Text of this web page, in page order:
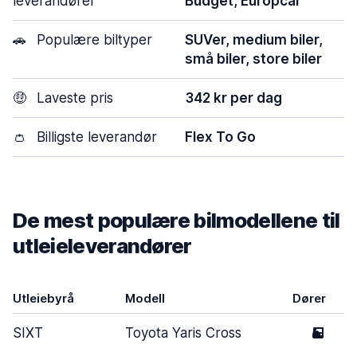
🚗 Populære biltyper
SUVer, medium biler,
små biler, store biler
🤑 Laveste pris 342 kr per dag
👛 Billigste leverandør Flex To Go
De mest populære bilmodellene til
utleieleverandører
Utleiebyrå Modell Dører
SIXT Toyota Yaris Cross 5